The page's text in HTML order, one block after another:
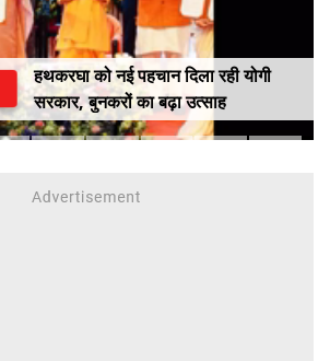
हथकरघा को नई पहचान दिला रही योगी
सरकार, बुनकरों का बढ़ा उत्साह